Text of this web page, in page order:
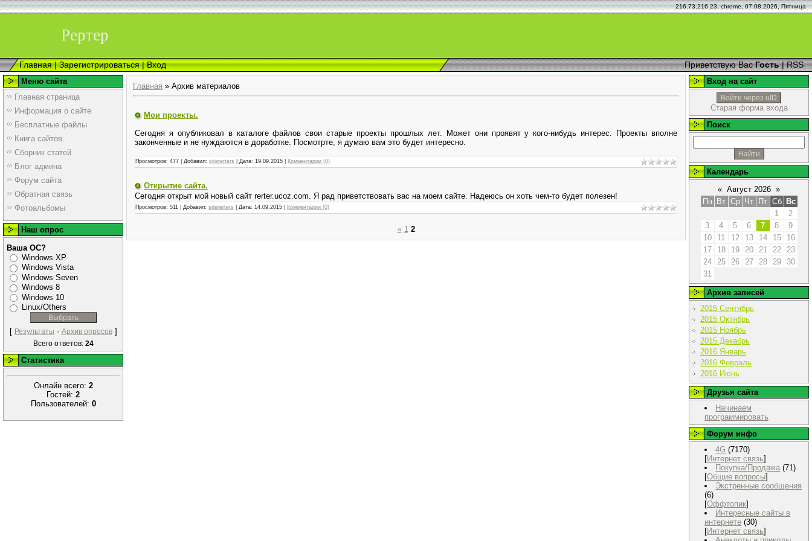
216.73.216.23, chrome, 07.08.2026, Пятница
Рертер
Главная|Зарегистрироваться|Вход Приветствую Вас Гость|RSS
Меню сайта
Главная страница
Информация о сайте
Бесплатные файлы
Книга сайтов
Сборник статей
Блог админа
Форум сайта
Обратная связь
Фотоальбомы
Наш опрос
Ваша ОС?
Windows XP
Windows Vista
Windows Seven
Windows 8
Windows 10
Linux/Others
[ Результаты · Архив опросов]
Всего ответов: 24
Статистика
Онлайн всего: 2
Гостей: 2
Пользователей: 0
Главная » Архив материалов
Мои проекты.
Сегодня я опубликовал в каталоге файлов свои старые проекты прошлых лет. Может они проявят у кого-нибудь интерес. Проекты вполне
законченные и не нуждаются в доработке. Посмотрте, я думаю вам это будет интересно.
Просмотров: 477 Добавил: sitererters Дата: 19.09.2015 Комментарии (0)
Открытие сайта.
Сегодня открыт мой новый сайт rerter.ucoz.com. Я рад приветствовать вас на моем сайте. Надеюсь он хоть чем-то будет полезен!
Просмотров: 511 Добавил: sitererters Дата: 14.09.2015 Комментарии (0)
« 1 2
Вход на сайт
Войти через uID
Старая форма входа
Поиск
Календарь
« Август 2026 »
Пн
Вт Ср Чт Пт Сб
Вс
1
2
3
4 5 6 7 8
9
10
11 12 13 14 15
16
17
18 19 20 21 22
23
24
25 26 27 28 29
30
31
Архив записей
2015 Сентябрь
2015 Октябрь
2015 Ноябрь
2015 Декабрь
2016 Январь
2016 Февраль
2016 Июнь
Друзья сайта
Начинаем
программировать
Форум инфо
4G (7170)
[Интернет связь]
Покупка/Продажа (71)
[Общие вопросы]
Экстренные сообщения
(6)
[Оффтопик]
Интересные сайты в
интернете (30)
[Интернет связь]